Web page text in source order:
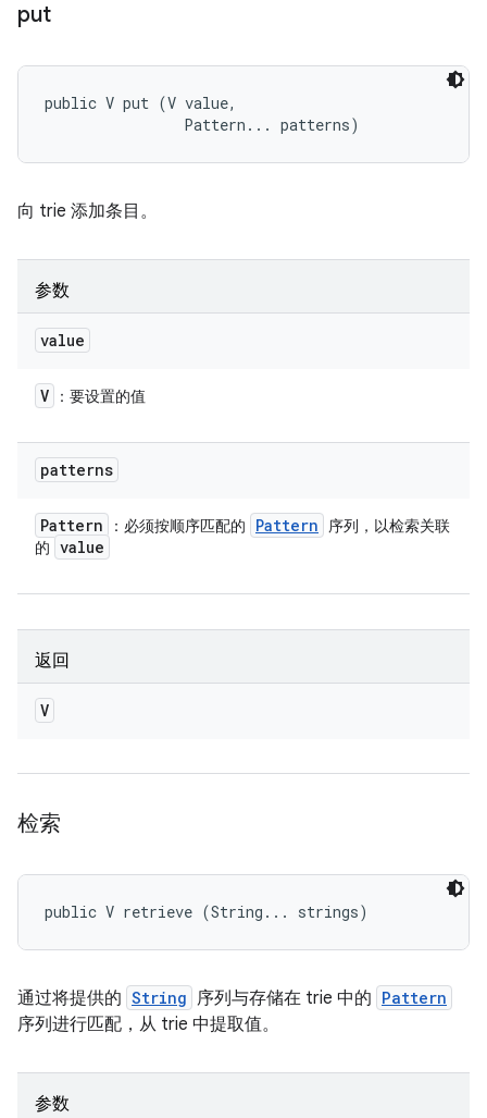
put
public V put (V value,
                Pattern... patterns)
向 trie 添加条目。
参数
value
V ：要设置的值
patterns
Pattern ：必须按顺序匹配的 Pattern
序列，以检索关联
的 value
返回
V
检索
public V retrieve (String... strings)
通过将提供的 String 序列与存储在 trie 中的 Pattern
序列进行匹配，从 trie 中提取值。
参数